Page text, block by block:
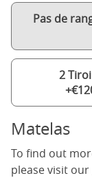
Pas de
2
Matelas
To find out
please visit our